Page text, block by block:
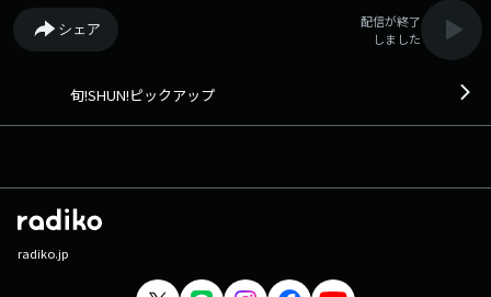
シェア
配信が終了
しました
旬!SHUN!ピックアップ
radiko.jp